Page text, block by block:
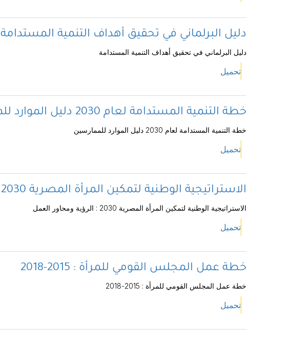
دليل البرلماني في تحقيق أهداف التنمية المستدامة
دليل البرلماني في تحقيق أهداف التنمية المستدامة
تحميل
خطة التنمية المستدامة لعام 2030 دليل الموارد للممارسين
خطة التنمية المستدامة لعام 2030 دليل الموارد للممارسين
تحميل
الاستراتيجية الوطنية لتمكين المرأة المصرية 2030 : الرؤية ومحاور العمل
الاستراتيجية الوطنية لتمكين المرأة المصرية 2030 : الرؤية ومحاور العمل
تحميل
خطة عمل المجلس القومي للمرأة : 2015-2018
خطة عمل المجلس القومي للمرأة : 2015-2018
تحميل